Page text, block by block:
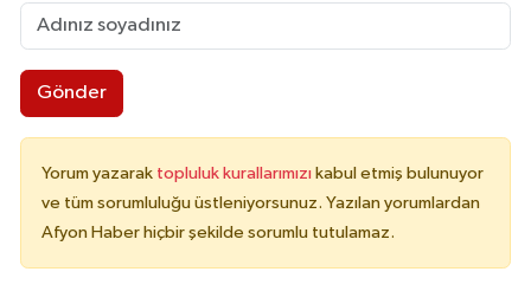
Gönder
Yorum yazarak topluluk kurallarımızı kabul etmiş bulunuyor
ve tüm sorumluluğu üstleniyorsunuz. Yazılan yorumlardan
Afyon Haber hiçbir şekilde sorumlu tutulamaz.